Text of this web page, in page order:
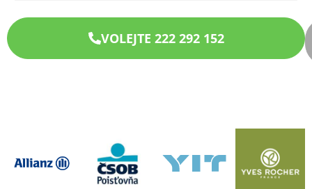
VOLEJTE 222 292 152